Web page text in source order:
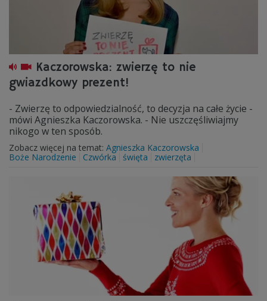
Kaczorowska: zwierzę to nie
gwiazdkowy prezent!
- Zwierzę to odpowiedzialność, to decyzja na całe życie -
mówi Agnieszka Kaczorowska. - Nie uszczęśliwiajmy
nikogo w ten sposób.
Zobacz więcej na temat: Agnieszka Kaczorowska
Boże Narodzenie
Czwórka święta zwierzęta